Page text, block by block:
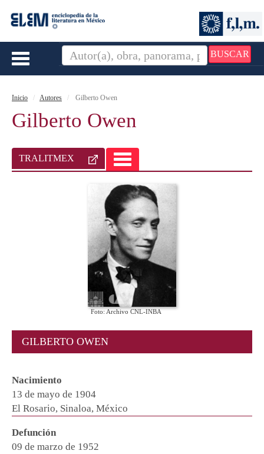
BUSCAR
Toggle
Inicio Autores Gilberto Owen
Gilberto Owen
TRALITMEX
TOGGLE
NAVIGATION
Foto: Archivo CNL-INBA
GILBERTO OWEN
Nacimiento
13 de mayo de 1904
El Rosario, Sinaloa, México
Defunción
09 de marzo de 1952